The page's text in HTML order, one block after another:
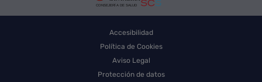
Accesibilidad
Política de Cookies
Aviso Legal
Protección de datos